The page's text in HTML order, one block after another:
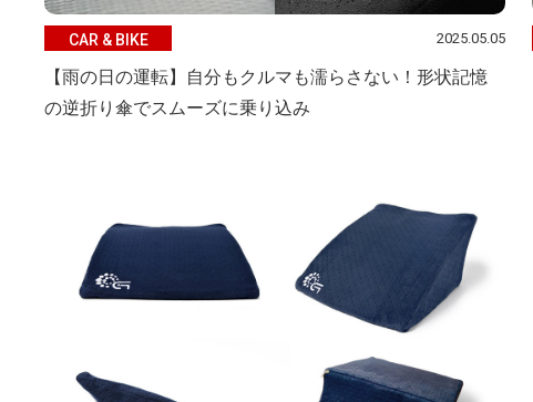
CAR & BIKE 2025.05.05
【雨の日の運転】自分もクルマも濡らさない！形状記憶
の逆折り傘でスムーズに乗り込み